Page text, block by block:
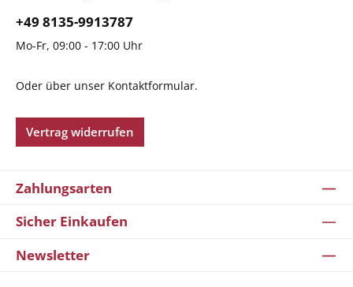
+49 8135-9913787
Mo-Fr, 09:00 - 17:00 Uhr
Oder über unser Kontaktformular.
Vertrag widerrufen
Zahlungsarten
Sicher Einkaufen
Newsletter